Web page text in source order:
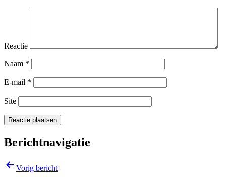
Reactie
Naam *
E-mail *
Site
Berichtnavigatie
Vorig bericht